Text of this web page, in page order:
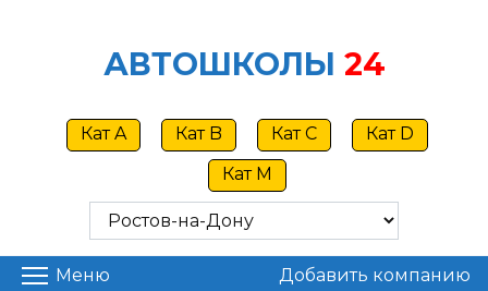
АВТОШКОЛЫ 24
Кат A Кат B Кат C
Кат D
Кат M
Меню Добавить компанию